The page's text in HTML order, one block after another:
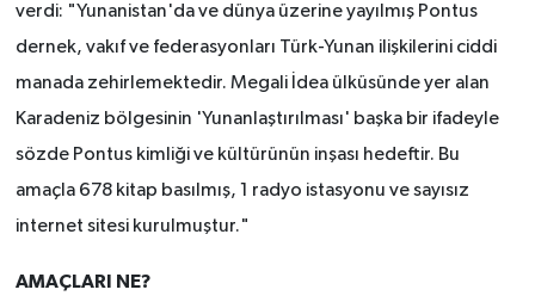
verdi: "Yunanistan'da ve dünya üzerine yayılmış Pontus
dernek, vakıf ve federasyonları Türk-Yunan ilişkilerini ciddi
manada zehirlemektedir. Megali İdea ülküsünde yer alan
Karadeniz bölgesinin 'Yunanlaştırılması' başka bir ifadeyle
sözde Pontus kimliği ve kültürünün inşası hedeftir. Bu
amaçla 678 kitap basılmış, 1 radyo istasyonu ve sayısız
internet sitesi kurulmuştur."
AMAÇLARI NE?